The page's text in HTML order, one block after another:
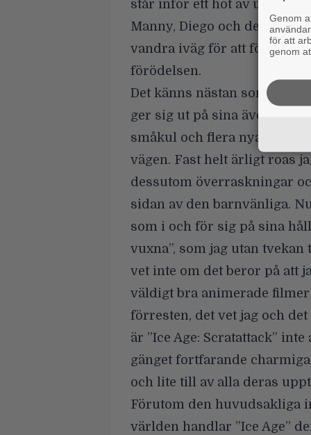
står inför ett hot av
Manny, Diego och de andra
vandra iväg för att försöka
förödelsen.
Det känns nästan som att
ger sig ut på sina äventyr
småkul och flera nya figurer
vägen. Fast helt ärligt roas
dessutom överraskningar
sidan av den barnvänliga.
som i och för sig på sina
vuxna”, som jag utan
vet inte om det beror på att
väldigt bra animerade
förresten, det vet jag och
är ”Ice Age: Scratattack”
gänget fortfarande
och lite till av alla deras
Förutom den huvudsakliga
världen handlar ”Ice Age”
Genom
för att
genom